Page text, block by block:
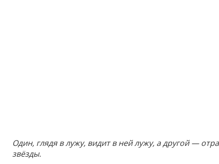
Один, глядя в лужу, видит в ней лужу, а другой —
звёзды.